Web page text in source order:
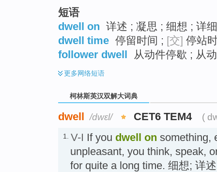
短语
dwell on 详述 ; 凝思 ; 细想 ; 详
dwell time 停留时间 ; [交] 停站
follower dwell
从动件停歇 ; 从
更多网络短语
柯林斯英汉双解大词典
dwell /dwɛl/ CET6 TEM4 (
1. V-I If you dwell on something,
unpleasant, you think, speak,
for quite a long time. 细想; 详述